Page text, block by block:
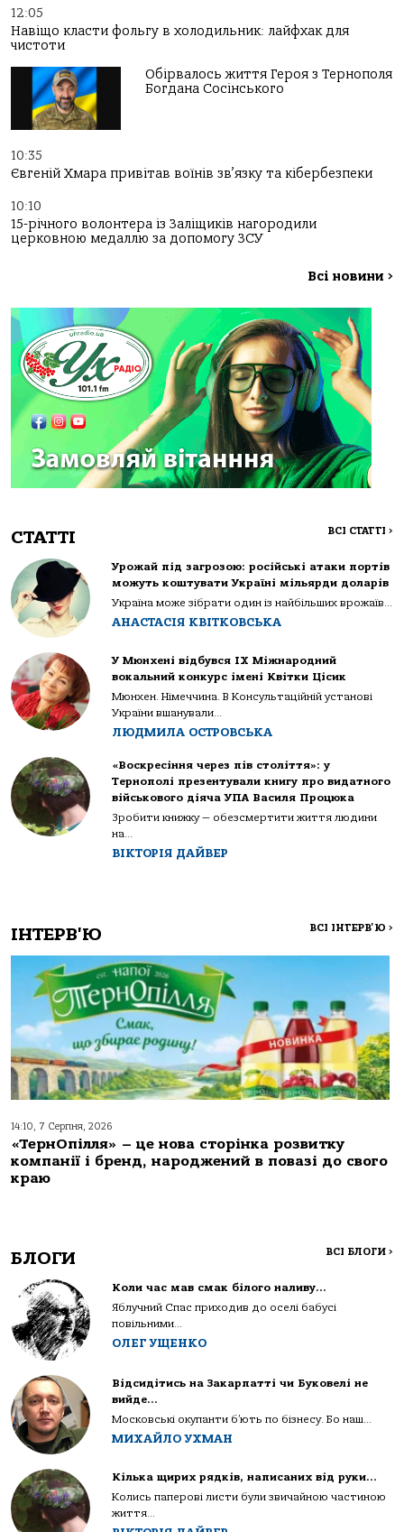
12:05
Навіщо класти фольгу в холодильник: лайфхак для
чистоти
Обірвалось життя Героя з Тернополя
Богдана Сосінського
10:35
Євгеній Хмара привітав воїнів зв’язку та кібербезпеки
10:10
15-річного волонтера із Заліщиків нагородили
церковною медаллю за допомогу ЗСУ
Всі новини >
СТАТТІ ВСІ СТАТТІ >
Урожай під загрозою: російські атаки портів
можуть коштувати Україні мільярди доларів
Україна може зібрати один із найбільших врожаїв...
АНАСТАСІЯ КВІТКОВСЬКА
У Мюнхені відбувся IX Міжнародний
вокальний конкурс імені Квітки Цісик
Мюнхен. Німеччина. В Консультаційній установі
України вшанували...
ЛЮДМИЛА ОСТРОВСЬКА
«Воскресіння через пів століття»: у
Тернополі презентували книгу про видатного
військового діяча УПА Василя Процюка
Зробити книжку — обезсмертити життя людини
на...
ВІКТОРІЯ ДАЙВЕР
ІНТЕРВ'Ю ВСІ ІНТЕРВ'Ю >
14:10, 7 Серпня, 2026
«ТернОпілля» – це нова сторінка розвитку
компанії і бренд, народжений в повазі до свого
краю
БЛОГИ ВСІ БЛОГИ >
Коли час мав смак білого наливу…
Яблучний Спас приходив до оселі бабусі
повільними...
ОЛЕГ УЩЕНКО
Відсидітись на Закарпатті чи Буковелі не
вийде…
Московські окупанти б’ють по бізнесу. Бо наш...
МИХАЙЛО УХМАН
Кілька щирих рядків, написаних від руки…
Колись паперові листи були звичайною частиною
життя...